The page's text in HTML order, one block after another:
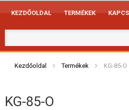
KEZDŐOLDAL TERMÉKEK
Kezdőoldal Termékek KG-85-O
KG-85-O